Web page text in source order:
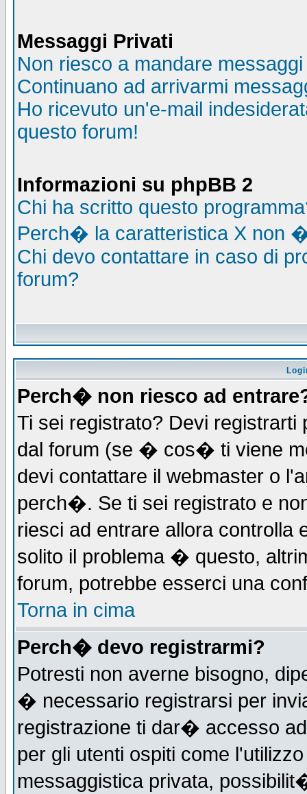
Messaggi Privati
Non riesco a mandare
Continuano ad arrivarmi
Ho ricevuto un'e-mail
questo forum!
Informazioni su phpBB 2
Chi ha scritto questo
Perch� la caratteristica X non
Chi devo contattare in caso di
forum?
Perch� non riesco ad
Ti sei registrato? Devi registrarti
dal forum (se � cos� ti viene
devi contattare il webmaster o
perch�. Se ti sei registrato e
riesci ad entrare allora controlla
solito il problema � questo,
forum, potrebbe esserci una
Torna in cima
Perch� devo registrarmi?
Potresti non averne bisogno,
� necessario registrarsi per
registrazione ti dar� accesso
per gli utenti ospiti come
messaggistica privata,